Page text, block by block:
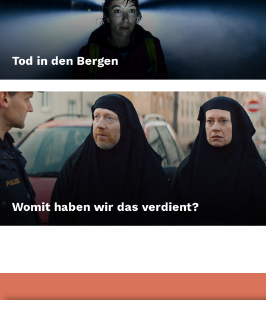
Tod in den Bergen
Womit haben wir das verdient?